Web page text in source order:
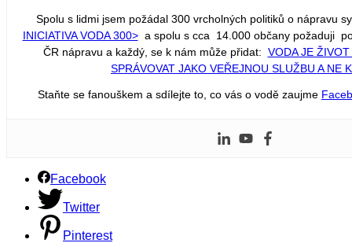
Spolu s lidmi jsem požádal 300 vrcholných politiků o nápravu
INICIATIVA VODA 300>a spolu s cca 14.000 občany požaduji
ČR nápravu a každý, se k nám může přidat: VODA JE
SPRÁVOVAT JAKO VEŘEJNOU SLUŽBU A NE
Staňte se fanouškem a sdílejte to, co vás o vodě zaujme
Facebook
Twitter
Pinterest